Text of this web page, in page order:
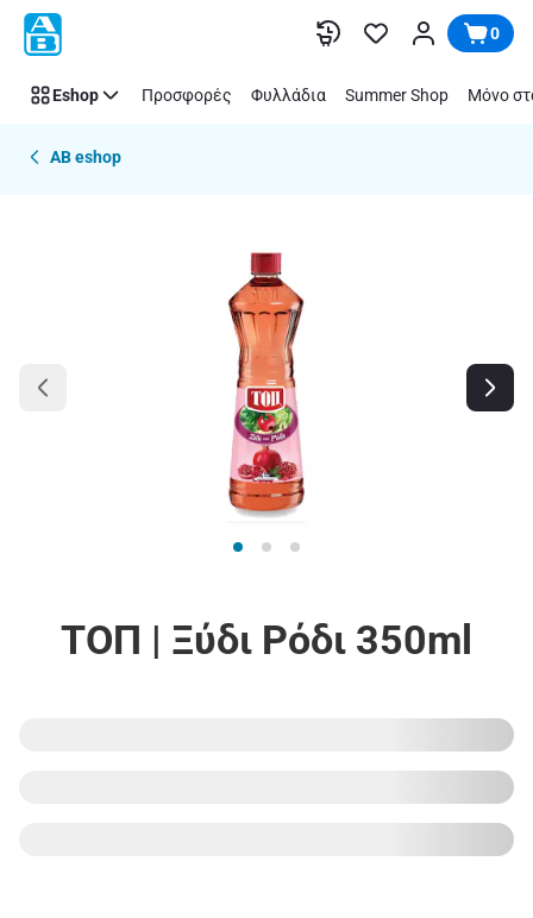
Παράλειψη 0
Eshop Προσφορές Φυλλάδια Summer Shop Μόνο
AB eshop
ΤΟΠ | Ξύδι Ρόδι 350ml